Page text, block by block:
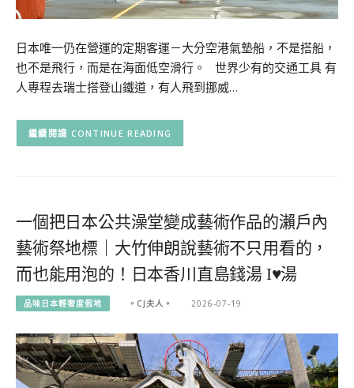
日本唯一仍在營運的定期客運－大分空港氣墊船，不是搭船，
也不是飛行，而是在海面低空滑行。 世界少有的交通工具 有
人專程去瑞士搭登山鐵道，有人飛到挪威…
CONTINUE READING
一個把日本公共澡堂變成藝術作品的瀨戶內
藝術祭地標｜大竹伸朗說藝術不只用看的，
而也能用泡的！日本香川直島錢湯 I♥湯
品味日本輕奢度假地 。CJ夫人。 2026-07-19